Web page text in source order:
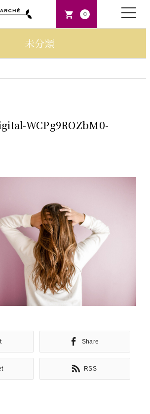
0
toggle
未分類
WCPg9ROZbM0-
Share
RSS